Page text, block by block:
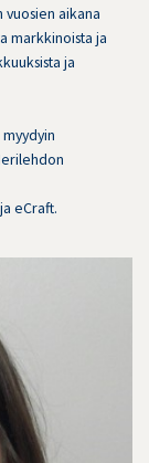
vuosien aikana
markkinoista ja
ja
eCraft.